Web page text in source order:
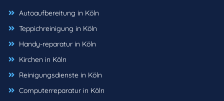
Autoaufbereitung in Köln
Teppichreinigung in Köln
Handy-reparatur in Köln
Kirchen in Köln
Reinigungsdienste in Köln
Computerreparatur in Köln